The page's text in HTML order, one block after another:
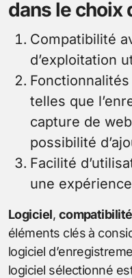
dans le choix
Compatibilité
d’exploitation
telles que
capture de
possibilité
Facilité
une
Logiciel, compatibilité
éléments clés à
logiciel
logiciel sélectionné